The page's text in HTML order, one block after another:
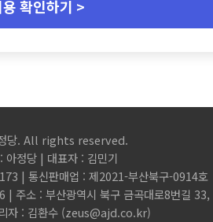
용 확인하기 >
당. All rights reserved.
아정당 | 대표자 : 김민기
| 통신판매업 : 제2021-부산북구-0914호
주소 : 부산광역시 북구 금곡대로8번길 33,
자 : 김환수 (zeus@ajd.co.kr)